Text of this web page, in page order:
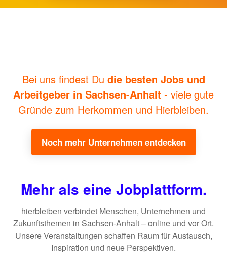
Bewerber:innen-Card
Media
FAQ
Bei uns findest Du die besten Jobs und
Arbeitgeber in Sachsen-Anhalt - viele gute
Gründe zum Herkommen und Hierbleiben.
Noch mehr Unternehmen entdecken
Mehr als eine Jobplattform.
hierbleiben verbindet Menschen, Unternehmen und
Zukunftsthemen in Sachsen-Anhalt – online und vor Ort.
Unsere Veranstaltungen schaffen Raum für Austausch,
Inspiration und neue Perspektiven.